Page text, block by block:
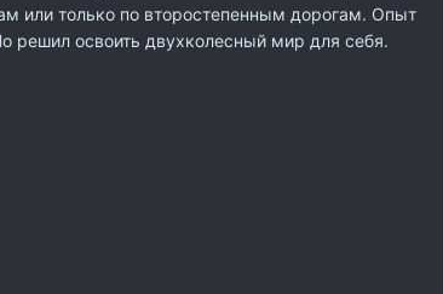
или только по второстепенным дорогам. Опыт
решил освоить двухколесный мир для себя.